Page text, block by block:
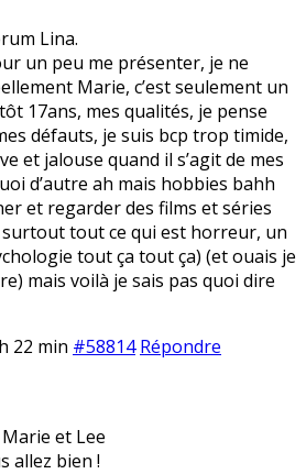
Lina.
un peu me présenter, je ne
Marie, c’est seulement un
17ans, mes qualités, je pense
défauts, je suis bcp trop timide,
et jalouse quand il s’agit de mes
d’autre ah mais hobbies bahh
et regarder des films et séries
tout ce qui est horreur, un
tout ça tout ça) (et ouais je
mais voilà je sais pas quoi dire
22 min #58814 Répondre
et Lee
allez bien !